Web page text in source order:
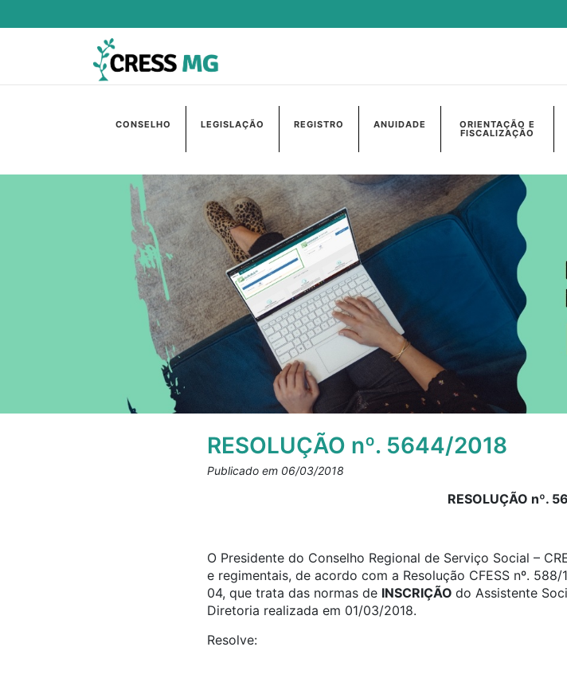
CONSELHO LEGISLAÇÃO REGISTRO ANUIDADE ORIENTAÇÃO E
FISCALIZAÇÃO
RESOLUÇÃO nº. 5644/2018
Publicado em 06/03/2018
RESOLUÇÃO nº.
O Presidente do Conselho Regional de Serviço Social –
e regimentais, de acordo com a Resolução CFESS nº.
04, que trata das normas de INSCRIÇÃO do Assistente
Diretoria realizada em 01/03/2018.
Resolve: